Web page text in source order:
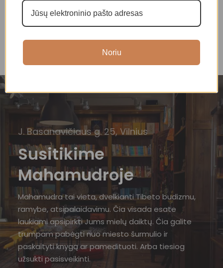
Taro ir orakulo kortos, Taro
kortos
19,00€
Taro ir orakulo kortos
Orakulo kortos
39,00€
J. Basanavičiaus g. 25, Vilnius
Susitikime
Mahamudroje
Mahamudra tai vieta, dvelkianti Tibeto budizmu,
ramybe, atsipalaidavimu. Čia visada esate
laukiami apsipirkti Jums mielų daiktų. Čia galite
trumpam pabėgti nuo miesto šurmulio ir
paskaityti knygą ar pamedituoti. Arba tiesiog
užsukti pasisveikinti.
Noriu